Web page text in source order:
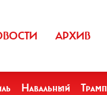
АРХИВ
Навальный Трамп